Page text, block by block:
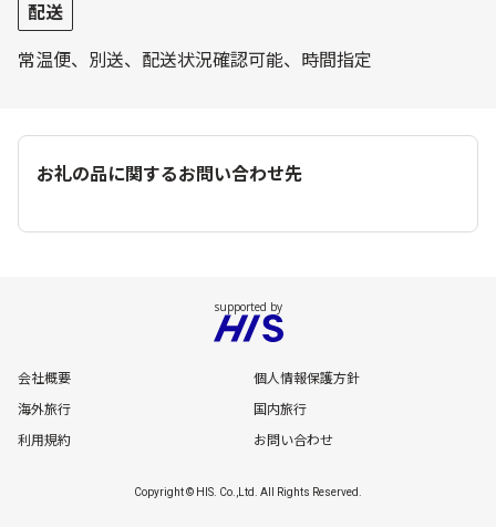
配送
常温便、別送、配送状況確認可能、時間指定
お礼の品に関するお問い合わせ先
会社概要
個人情報保護方針
海外旅行
国内旅行
利用規約
お問い合わせ
Copyright © HIS. Co.,Ltd. All Rights Reserved.